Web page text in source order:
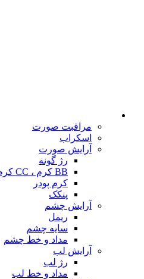
مراقبت صورت
اسکراب
آرایش صورت
رژ گونه
BB کرم ، CC کرم
کرم پودر
پنکک
آرایش چشم
ریمل
سایه چشم
مداد و خط چشم
آرایش لب
رژ لب
مداد و خط لب